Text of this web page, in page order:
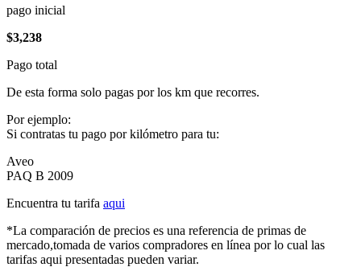
pago inicial
$3,238
Pago total
De esta forma solo pagas por los km que recorres.
Por ejemplo:
Si contratas tu pago por kilómetro para tu:
Aveo
PAQ B 2009
Encuentra tu tarifa aqui
*La comparación de precios es una referencia de primas de
mercado,tomada de varios compradores en línea por lo cual las
tarifas aqui presentadas pueden variar.